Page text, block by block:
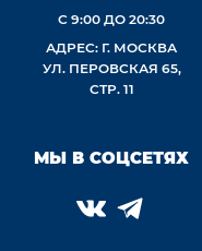
С 9:00 ДО 20:30
АДРЕС: Г. МОСКВА
УЛ. ПЕРОВСКАЯ 65,
СТР. 11
МЫ В СОЦСЕТЯХ